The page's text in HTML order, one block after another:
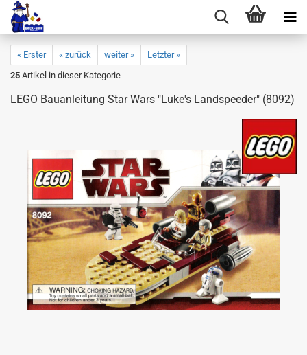
« Erster « zurück weiter »
Letzter »
25 Artikel in dieser Kategorie
LEGO Bauanleitung Star Wars "Luke's Landspeeder" (8092)